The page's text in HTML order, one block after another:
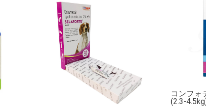
コンフォ
(2.3-